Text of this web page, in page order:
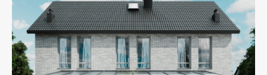
Afhalen
Montage